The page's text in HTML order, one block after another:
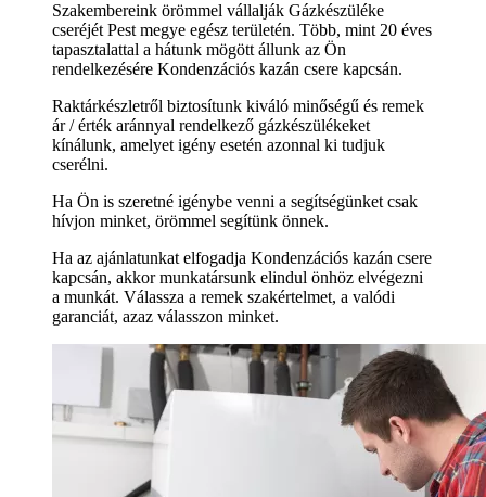
Szakembereink örömmel vállalják Gázkészüléke
cseréjét Pest megye egész területén. Több, mint 20 éves
tapasztalattal a hátunk mögött állunk az Ön
rendelkezésére Kondenzációs kazán csere kapcsán.
Raktárkészletről biztosítunk kiváló minőségű és remek
ár / érték aránnyal rendelkező gázkészülékeket
kínálunk, amelyet igény esetén azonnal ki tudjuk
cserélni.
Ha Ön is szeretné igénybe venni a segítségünket csak
hívjon minket, örömmel segítünk önnek.
Ha az ajánlatunkat elfogadja Kondenzációs kazán csere
kapcsán, akkor munkatársunk elindul önhöz elvégezni
a munkát. Válassza a remek szakértelmet, a valódi
garanciát, azaz válasszon minket.